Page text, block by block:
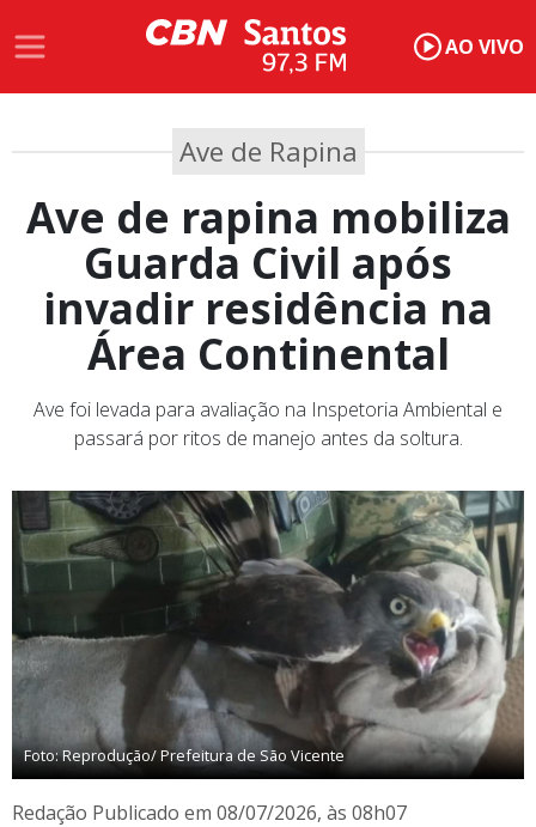
AO VIVO
Ave de Rapina
Ave de rapina mobiliza
Guarda Civil após
invadir residência na
Área Continental
Ave foi levada para avaliação na Inspetoria Ambiental e
passará por ritos de manejo antes da soltura.
Foto: Reprodução/ Prefeitura de São Vicente
Redação Publicado em 08/07/2026, às 08h07